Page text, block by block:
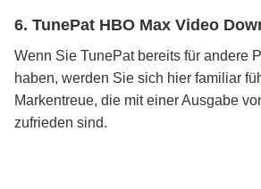
6. TunePat HBO Max Video
Wenn Sie TunePat bereits für andere
haben, werden Sie sich hier familiar
Markentreue, die mit einer Ausgabe
zufrieden sind.